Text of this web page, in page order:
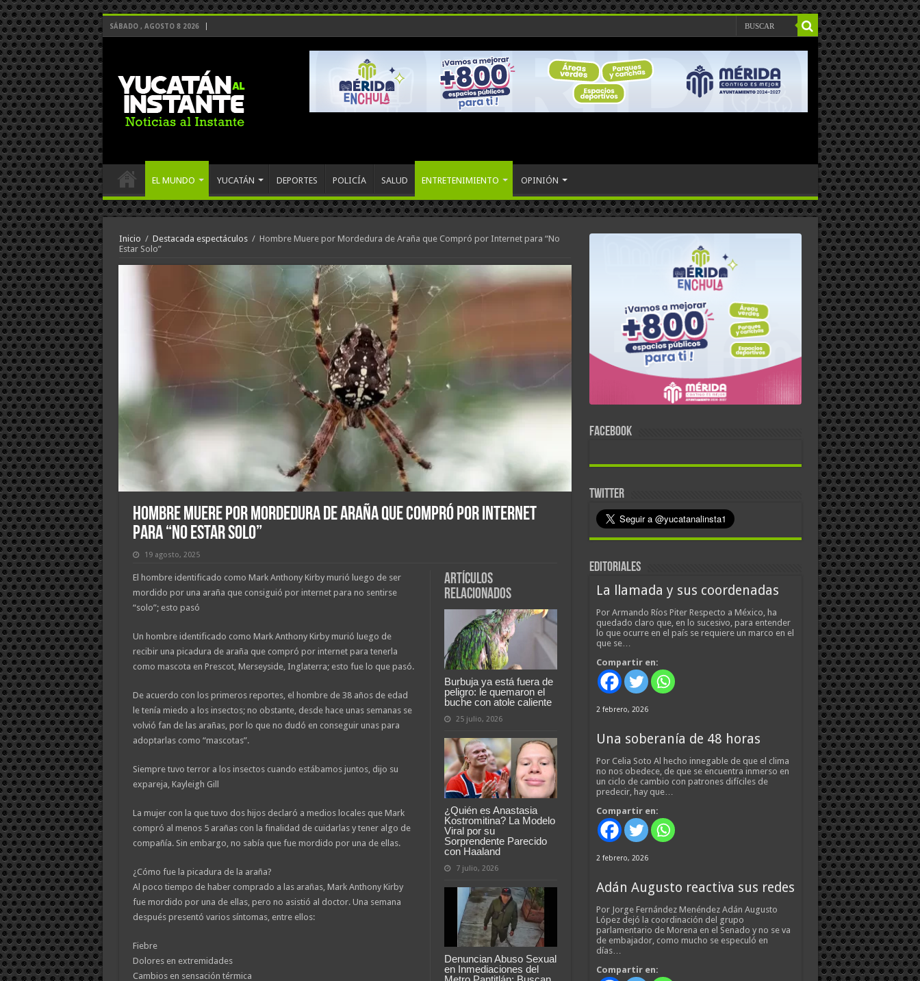
SÁBADO , AGOSTO 8 2026
EL MUNDO YUCATÁN DEPORTES POLICÍA SALUD ENTRETENIMIENTO OPINIÓN
Inicio / Destacada espectáculos / Hombre Muere por Mordedura de Araña que Compró por Internet para “No
Estar Solo”
Hombre Muere por Mordedura de Araña que Compró por Internet
para “No Estar Solo”
19 agosto, 2025
Artículos
relacionados
Burbuja ya está fuera de
peligro: le quemaron el
buche con atole caliente
25 julio, 2026
¿Quién es Anastasia
Kostromitina? La Modelo
Viral por su
Sorprendente Parecido
con Haaland
7 julio, 2026
Denuncian Abuso Sexual
en Inmediaciones del
El hombre identificado como Mark Anthony Kirby murió luego de ser
mordido por una araña que consiguió por internet para no sentirse
“solo”; esto pasó
Un hombre identificado como Mark Anthony Kirby murió luego de
recibir una picadura de araña que compró por internet para tenerla
como mascota en Prescot, Merseyside, Inglaterra; esto fue lo que pasó.
De acuerdo con los primeros reportes, el hombre de 38 años de edad
le tenía miedo a los insectos; no obstante, desde hace unas semanas se
volvió fan de las arañas, por lo que no dudó en conseguir unas para
adoptarlas como “mascotas”.
Siempre tuvo terror a los insectos cuando estábamos juntos, dijo su
expareja, Kayleigh Gill
La mujer con la que tuvo dos hijos declaró a medios locales que Mark
compró al menos 5 arañas con la finalidad de cuidarlas y tener algo de
compañía. Sin embargo, no sabía que fue mordido por una de ellas.
¿Cómo fue la picadura de la araña?
Al poco tiempo de haber comprado a las arañas, Mark Anthony Kirby
fue mordido por una de ellas, pero no asistió al doctor. Una semana
después presentó varios síntomas, entre ellos:
Fiebre
Dolores en extremidades
Cambios en sensación térmica
FACEBOOK
TWITTER
EDITORIALES
La llamada y sus coordenadas
Por Armando Ríos Piter Respecto a México, ha
quedado claro que, en lo sucesivo, para entender
lo que ocurre en el país se requiere un marco en el
que se…
Compartir en:
2 febrero, 2026
Una soberanía de 48 horas
Por Celia Soto Al hecho innegable de que el clima
no nos obedece, de que se encuentra inmerso en
un ciclo de cambio con patrones difíciles de
predecir, hay que…
Compartir en:
2 febrero, 2026
Adán Augusto reactiva sus redes
Por Jorge Fernández Menéndez Adán Augusto
López dejó la coordinación del grupo
parlamentario de Morena en el Senado y no se va
de embajador, como mucho se especuló en
días…
Compartir en: